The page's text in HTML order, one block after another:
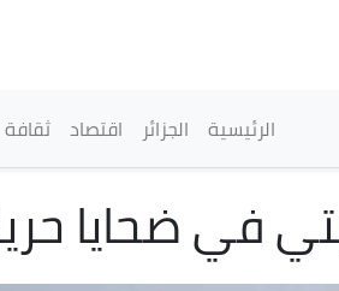
القائمة الرئيسية
الرئيسية الجزائر اقتصاد ثقافة
في ضحايا